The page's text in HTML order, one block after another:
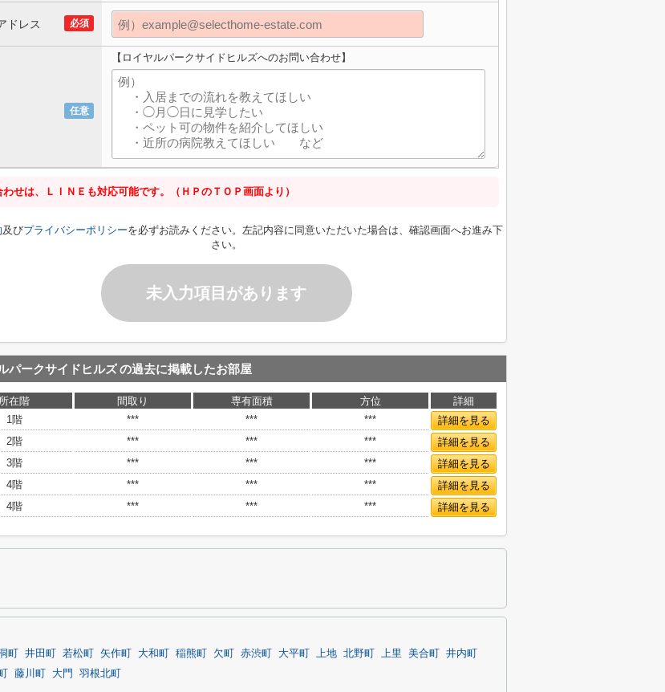
必須
ドレス
任意
【ロイヤルパークサイドヒルズへのお問い合わせ】
わせは、ＬＩＮＥも対応可能です。（ＨＰのＴＯＰ画面より）
及びプライバシーポリシーを必ずお読みください。左記内容に同意いただいた場合は、確認画面へお進み下
さい。
未入力項目があります
パークサイドヒルズの過去に掲載したお部屋
所在階 間取り 専有面積 方位
詳細
1階
*** *** ***
詳細を見る
2階
*** *** ***
詳細を見る
3階
*** *** ***
詳細を見る
4階
*** *** ***
詳細を見る
4階
*** *** *** 詳細を見る
町 井田町 若松町 矢作町 大和町 稲熊町 欠町 赤渋町 大平町 上地 北野町 上里 美合町
井内町
藤川町 大門 羽根北町